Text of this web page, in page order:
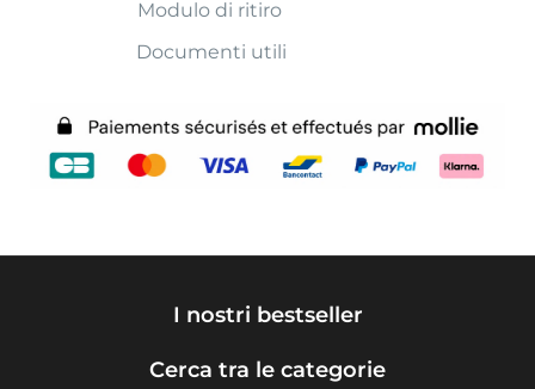
Modulo di ritiro
Documenti utili
I nostri bestseller
Cerca tra le categorie